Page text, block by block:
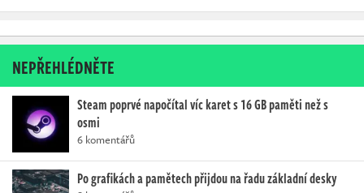
NEPŘEHLÉDNĚTE
Steam poprvé napočítal víc karet s 16 GB paměti než s
osmi
6 komentářů
Po grafikách a pamětech přijdou na řadu základní desky